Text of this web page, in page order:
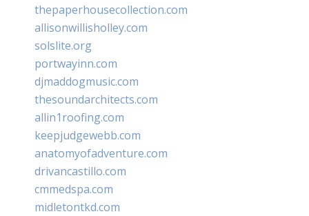
thepaperhousecollection.com
allisonwillisholley.com
solslite.org
portwayinn.com
djmaddogmusic.com
thesoundarchitects.com
allin1roofing.com
keepjudgewebb.com
anatomyofadventure.com
drivancastillo.com
cmmedspa.com
midletontkd.com